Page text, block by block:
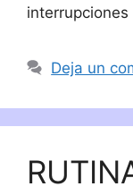
Deja un